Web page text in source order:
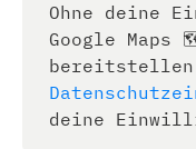
Ohne deine
Google
deine